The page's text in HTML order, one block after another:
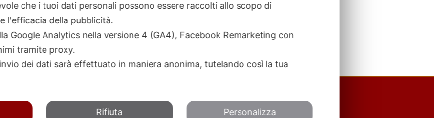
che i tuoi dati personali possono essere raccolti allo scopo di
l'efficacia della pubblicità.
Google Analytics nella versione 4 (GA4), Facebook Remarketing con
tramite proxy.
dei dati sarà effettuato in maniera anonima, tutelando così la tua
Rifiuta Personalizza